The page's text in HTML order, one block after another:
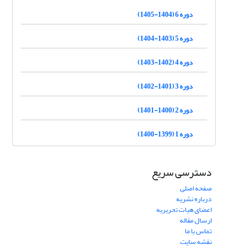
دوره 6 (1404-1405)
دوره 5 (1403-1404)
دوره 4 (1402-1403)
دوره 3 (1401-1402)
دوره 2 (1400-1401)
دوره 1 (1399-1400)
دسترسی سریع
صفحه اصلی
درباره نشریه
اعضای هیات تحریریه
ارسال مقاله
تماس با ما
نقشه سایت